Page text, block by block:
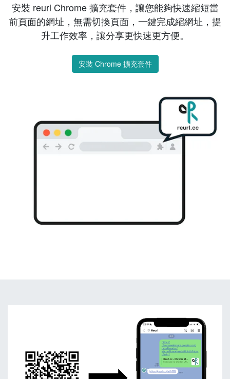
安裝 reurl Chrome 擴充套件，讓您能夠快速縮短當
前頁面的網址，無需切換頁面，一鍵完成縮網址，提
升工作效率，讓分享更快速更方便。
安裝 Chrome 擴充套件